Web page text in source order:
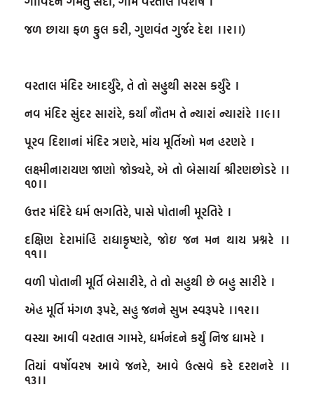
જળ છાયા ફળ ફુલ કરી, ગુણવંત ગુર્જર દેશ ।।૨।।)
વરતાલ મંદિર આદર્યુંરે, તે તો સહુથી સરસ કર્યુંરે ।
નવ મંદિર સુંદર સારાંરે, કર્યાં નૌતમ તે ન્યારાં ન્યારાંરે ।।૯।।
પૂરવ દિશાનાં મંદિર ત્રણરે, માંય મૂર્તિઓ મન હરણરે ।
લક્ષ્મીનારાયણ જાણો જોડ્યરે, એ તો બેસાર્યા શ્રીરણછોડરે ।।
૧૦।।
ઉત્તર મંદિરે ધર્મ ભગતિરે, પાસે પોતાની મૂરતિરે ।
દક્ષિણ દેરામાંહિ રાધાકૃષ્ણરે, જોઇ જન મન થાય પ્રશ્નરે ।।
૧૧।।
વળી પોતાની મૂર્તિ બેસારીરે, તે તો સહુથી છે બહુ સારીરે ।
એહ મૂર્તિ મંગળ રૂપરે, સહુ જનને સુખ સ્વરૂપરે ।।૧૨।।
વસ્યા આવી વરતાલ ગામરે, ધર્મનંદને કર્યું નિજ ધામરે ।
તિયાં વર્ષોવરષ આવે જનરે, આવે ઉત્સવે કરે દરશનરે ।।
૧૩।।